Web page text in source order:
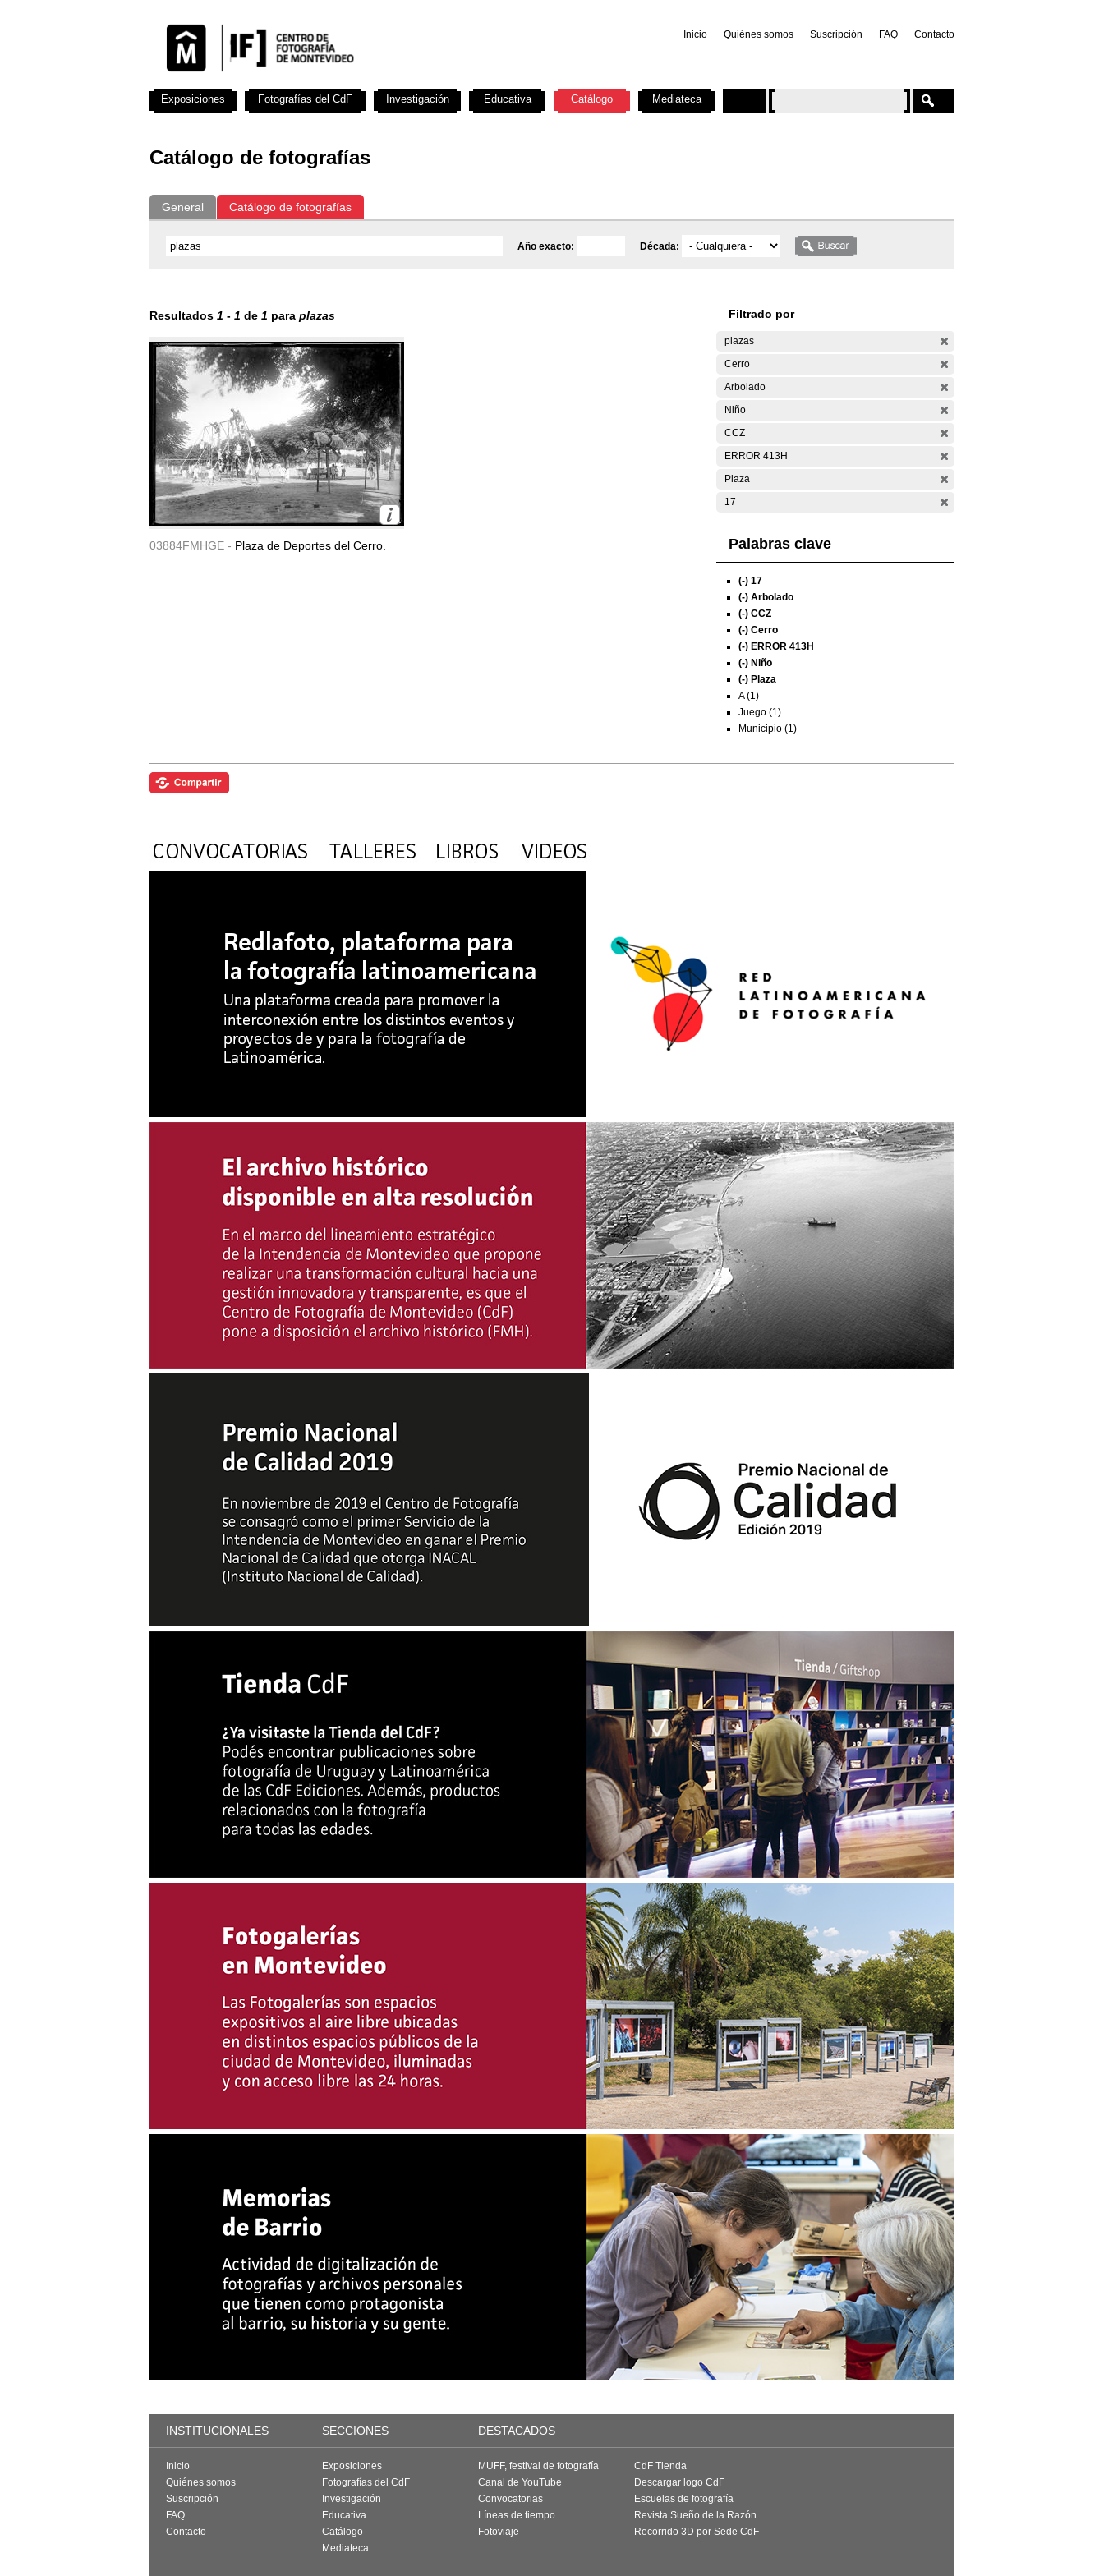
Inicio Quiénes somos Suscripción FAQ Contacto
Catálogo de fotografías
General Catálogo de fotografías
Año exacto: Década:
Resultados 1 - 1 de 1 para plazas
03884FMHGE - Plaza de Deportes del Cerro.
Filtrado por
plazas
Cerro
Arbolado
Niño
CCZ
ERROR 413H
Plaza
17
Palabras clave
(-) 17
(-) Arbolado
(-) CCZ
(-) Cerro
(-) ERROR 413H
(-) Niño
(-) Plaza
A (1)
Juego (1)
Municipio (1)
Exposiciones Fotografías del CdF Investigación Educativa Catálogo Mediateca
INSTITUCIONALES SECCIONES DESTACADOS
Inicio
Quiénes somos
Suscripción
FAQ
Contacto
Exposiciones
Fotografías del CdF
Investigación
Educativa
Catálogo
Mediateca
MUFF, festival de fotografía
Canal de YouTube
Convocatorias
Líneas de tiempo
Fotoviaje
CdF Tienda
Descargar logo CdF
Escuelas de fotografía
Revista Sueño de la Razón
Recorrido 3D por Sede CdF